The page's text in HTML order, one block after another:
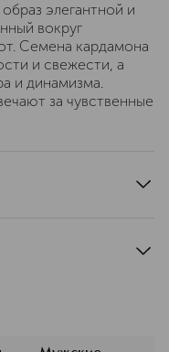
элегантной и
вокруг
Семена кардамона
и свежести, а
и динамизма.
за чувственные
которую ценят во
и эстетику